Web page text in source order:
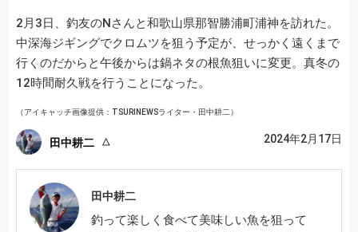
2月3日、釣友のNさんと和歌山県那智勝浦町浦神を訪れた。
中深海ジギングでクロムツを狙う予定が、せっかく遠くまで
行くのだからと午後からは鍋ネタの根魚狙いに変更。真冬の
12時間耐久戦を行うことになった。
（アイキャッチ画像提供：TSURINEWSライター・田中耕二）
田中耕二 2024年2月17日
田中耕二
釣って楽しく食べて美味しい魚を狙って